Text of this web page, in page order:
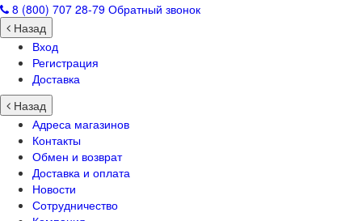
8 (800) 707 28-79 Обратный звонок
Назад
Вход
Регистрация
Доставка
Назад
Адреса магазинов
Контакты
Обмен и возврат
Доставка и оплата
Новости
Сотрудничество